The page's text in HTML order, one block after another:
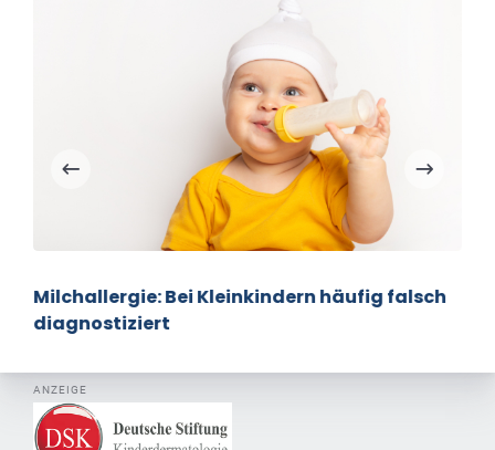
Milchallergie: Bei Kleinkindern häufig falsch
diagnostiziert
ANZEIGE